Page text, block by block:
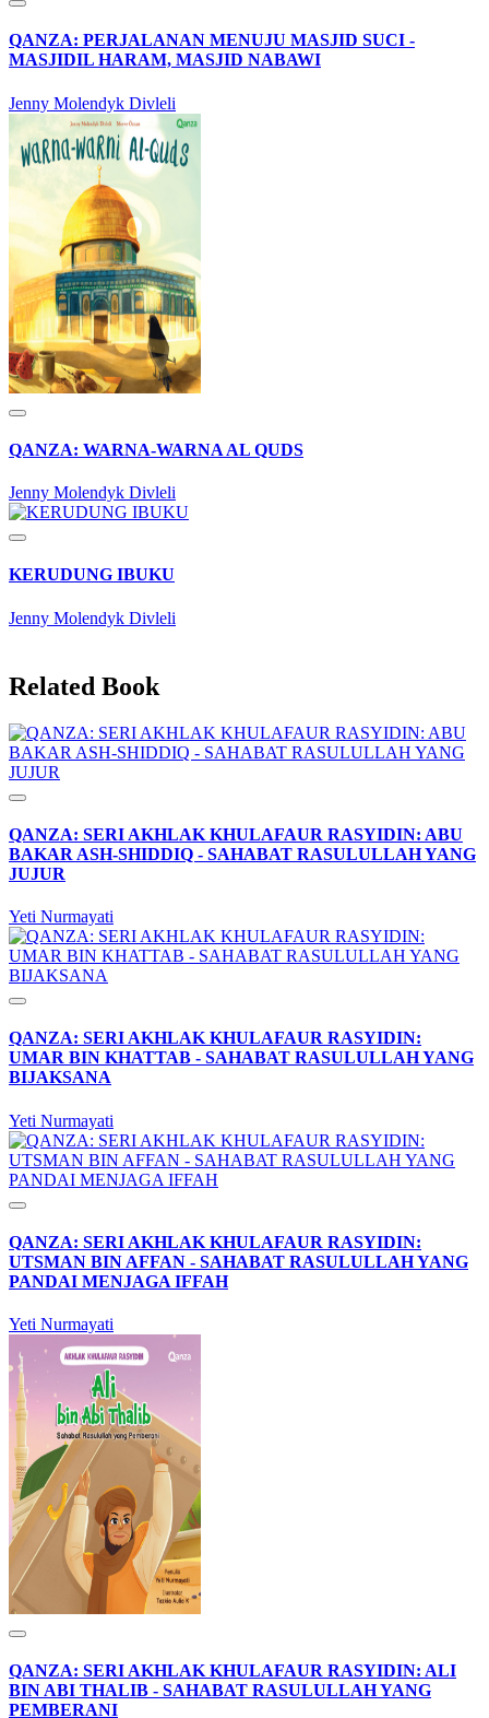
QANZA: PERJALANAN MENUJU MASJID SUCI -
MASJIDIL HARAM, MASJID NABAWI
Jenny Molendyk Divleli
QANZA: WARNA-WARNA AL QUDS
Jenny Molendyk Divleli
KERUDUNG IBUKU
Jenny Molendyk Divleli
Related Book
QANZA: SERI AKHLAK KHULAFAUR RASYIDIN: ABU
BAKAR ASH-SHIDDIQ - SAHABAT RASULULLAH YANG
JUJUR
Yeti Nurmayati
QANZA: SERI AKHLAK KHULAFAUR RASYIDIN:
UMAR BIN KHATTAB - SAHABAT RASULULLAH YANG
BIJAKSANA
Yeti Nurmayati
QANZA: SERI AKHLAK KHULAFAUR RASYIDIN:
UTSMAN BIN AFFAN - SAHABAT RASULULLAH YANG
PANDAI MENJAGA IFFAH
Yeti Nurmayati
QANZA: SERI AKHLAK KHULAFAUR RASYIDIN: ALI
BIN ABI THALIB - SAHABAT RASULULLAH YANG
PEMBERANI